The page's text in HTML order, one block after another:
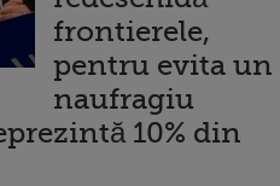
frontierele,
pentru evita un
naufragiu
10% din